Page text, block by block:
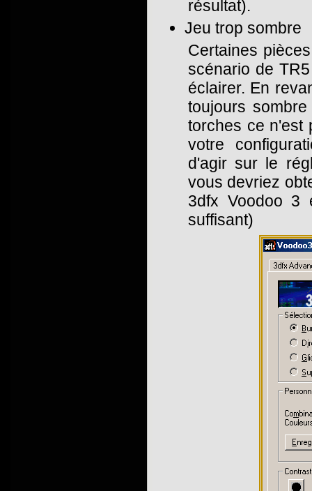
résultat).
Jeu trop sombre
Certaines
scénario de
éclairer. En
toujours
torches ce n'est
votre
d'agir sur le
vous devriez
3dfx Voodoo 3
suffisant)